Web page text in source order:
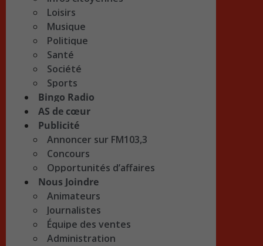
Loisirs
Musique
Politique
Santé
Société
Sports
Bingo Radio
AS de cœur
Publicité
Annoncer sur FM103,3
Concours
Opportunités d’affaires
Nous Joindre
Animateurs
Journalistes
Équipe des ventes
Administration